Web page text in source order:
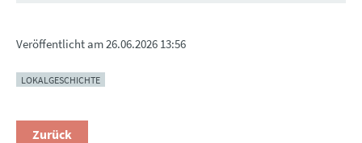
Veröffentlicht am26.06.2026 13:56
LOKALGESCHICHTE
Zurück